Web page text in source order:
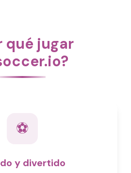
qué jugar
⚽
y divertido